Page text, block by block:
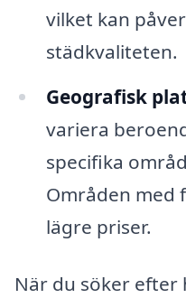
vilket kan
städkvaliteten.
Geografisk
variera
specifika
Områden med
lägre priser.
När du söker efter